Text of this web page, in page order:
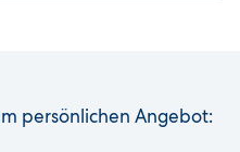
persönlichen Angebot: